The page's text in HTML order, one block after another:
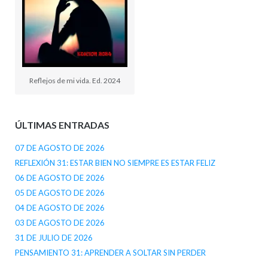
Reflejos de mi vida. Ed. 2024
ÚLTIMAS ENTRADAS
07 DE AGOSTO DE 2026
REFLEXIÓN 31: ESTAR BIEN NO SIEMPRE ES ESTAR FELIZ
06 DE AGOSTO DE 2026
05 DE AGOSTO DE 2026
04 DE AGOSTO DE 2026
03 DE AGOSTO DE 2026
31 DE JULIO DE 2026
PENSAMIENTO 31: APRENDER A SOLTAR SIN PERDER